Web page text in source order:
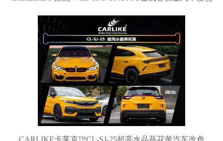
CARLIKE卡莱克™CL-SJ-25超亮水晶葵花黄汽车改色